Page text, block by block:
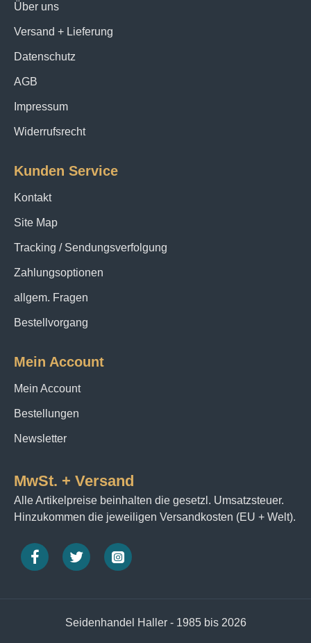
Über uns
Versand + Lieferung
Datenschutz
AGB
Impressum
Widerrufsrecht
Kunden Service
Kontakt
Site Map
Tracking / Sendungsverfolgung
Zahlungsoptionen
allgem. Fragen
Bestellvorgang
Mein Account
Mein Account
Bestellungen
Newsletter
MwSt. + Versand
Alle Artikelpreise beinhalten die gesetzl. Umsatzsteuer.
Hinzukommen die jeweiligen Versandkosten (EU + Welt).
Seidenhandel Haller - 1985 bis 2026